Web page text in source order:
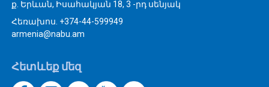
ք. Երևան, Իսահակյան 18, 3 -րդ սենյակ
Հեռախոս. +374-44-599949
armenia@nabu.am
Հետևեք մեզ